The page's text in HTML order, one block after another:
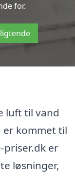
for.
luft til vand
er kommet til
priser.dk er
løsninger,